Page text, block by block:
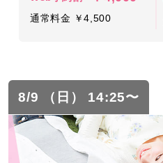
通常料金 ￥4,500
8/9 （日） 14:25〜